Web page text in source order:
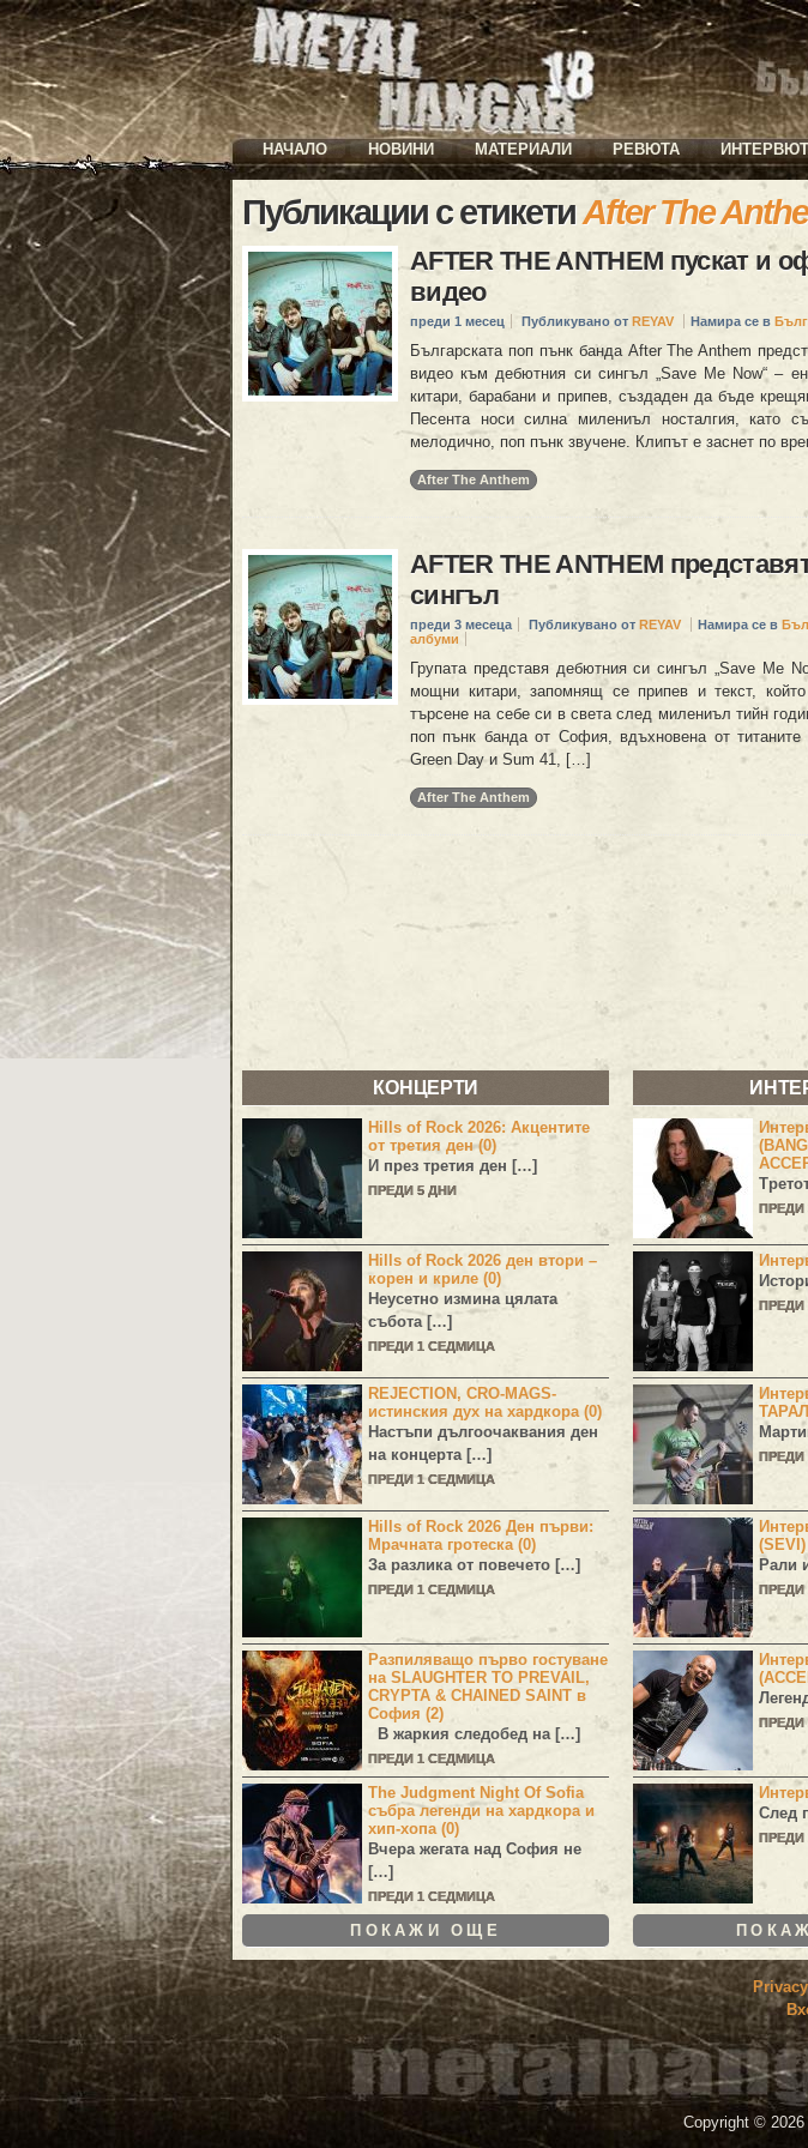
НАЧАЛО НОВИНИ МАТЕРИАЛИ РЕВЮТА
Публикации с етикетиAfter The
AFTER THE ANTHEM пускат и
видео
преди 1 месец Публикувано от REYAV Намира се в
Българската поп пънк банда After The Anthem
видео към дебютния си сингъл „Save Me Now“ –
китари, барабани и припев, създаден да бъде
Песента носи силна милениъл носталгия, като
мелодично, поп пънк звучене. Клипът е заснет по
After The Anthem
AFTER THE ANTHEM
сингъл
преди 3 месеца Публикувано от REYAV Намира се в
албуми
Групата представя дебютния си сингъл „Save Me
мощни китари, запомнящ се припев и текст,
търсене на себе си в света след милениъл тийн
поп пънк банда от София, вдъхновена от титаните
Green Day и Sum 41, […]
After The Anthem
КОНЦЕРТИ
Hills of Rock 2026: Акцентите
от третия ден (0)
И през третия ден […]
ПРЕДИ 5 ДНИ
Hills of Rock 2026 ден втори –
корен и криле (0)
Неусетно измина цялата
събота […]
ПРЕДИ 1 СЕДМИЦА
REJECTION, CRO-MAGS-
истинския дух на хардкора (0)
Настъпи дългоочаквания ден
на концерта […]
ПРЕДИ 1 СЕДМИЦА
Hills of Rock 2026 Ден първи:
Мрачната гротеска (0)
За разлика от повечето […]
ПРЕДИ 1 СЕДМИЦА
Разпиляващо първо гостуване
на SLAUGHTER TO PREVAIL,
CRYPTA & CHAINED SAINT в
София (2)
В жаркия следобед на […]
ПРЕДИ 1 СЕДМИЦА
The Judgment Night Of Sofia
събра легенди на хардкора и
хип-хопа (0)
Вчера жегата над София не
[…]
ПРЕДИ 1 СЕДМИЦА
ПОКАЖИ ОЩЕ
ПРЕДИ
ПРЕДИ
ПРЕДИ
Рали
ПРЕДИ
ПРЕДИ
След
ПРЕДИ
Copyright © 2026